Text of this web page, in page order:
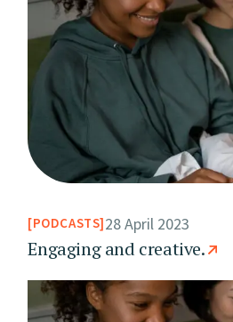
PODCASTS 28 April 2023
Engaging and creative.